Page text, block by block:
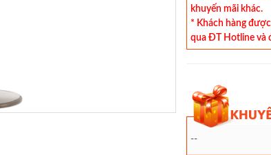
khuyến mãi khác.
* Khách hàng
qua ĐT Hotline và
--